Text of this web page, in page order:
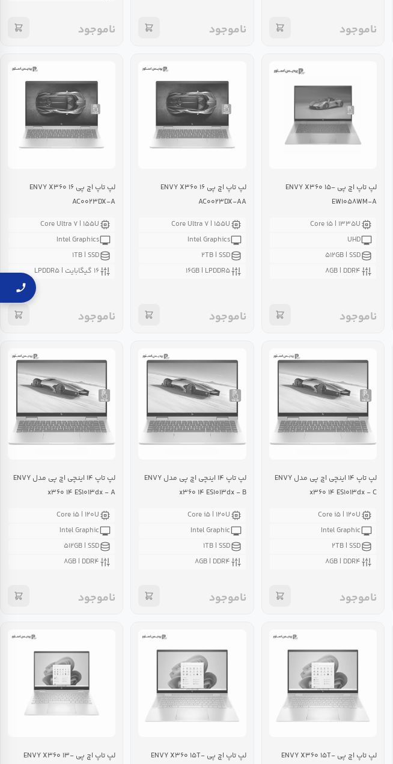
ناموجود ناموجود ناموجود
لپ تاپ اچ پی ENVY X۳۶۰ ۱۵-
EW۱۰۵۸WM-A
Core i۵ | ۱۳۳۵U
UHD
۵۱۲GB | SSD
۸GB | DDR۴
ناموجود
لپ تاپ اچ پی ENVY X۳۶۰ ۱۶
AC۰۰۲۳DX-AA
Core Ultra ۷ | ۱۵۵U
Intel Graphics
۲TB | SSD
۱۶GB | LPDDR۵
ناموجود
لپ تاپ اچ پی ENVY X۳۶۰ ۱۶
AC۰۰۲۳DX-A
Core Ultra ۷ | ۱۵۵U
Intel Graphics
۱TB | SSD
۱۶ گیگابایت | LPDDR۵
ناموجود
لپ تاپ ۱۴ اینچی اچ پی مدل ENVY
x۳۶۰ ۱۴ ES۱۰۱۳dx - C
Core i۵ | ۱۲۰U
Intel Graphic
۲TB | SSD
۸GB | DDR۴
ناموجود
لپ تاپ ۱۴ اینچی اچ پی مدل ENVY
x۳۶۰ ۱۴ ES۱۰۱۳dx - B
Core i۵ | ۱۲۰U
Intel Graphic
۱TB | SSD
۸GB | DDR۴
ناموجود
لپ تاپ ۱۴ اینچی اچ پی مدل ENVY
x۳۶۰ ۱۴ ES۱۰۱۳dx - A
Core i۵ | ۱۲۰U
Intel Graphic
۵۱۲GB | SSD
۸GB | DDR۴
ناموجود
لپ تاپ اچ پی ENVY X۳۶۰ ۱۵T-
لپ تاپ اچ پی ENVY X۳۶۰ ۱۵T-
لپ تاپ اچ پی ENVY X۳۶۰ ۱۳-